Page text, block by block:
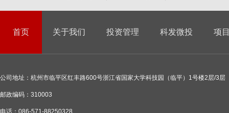
首页 关于我们 投资管理 科发微投 项
公司地址：杭州市临平区红丰路600号浙江省国家大学科技园（临平）1号楼2层/3层
邮政编码：310003
电话：086-571-88250328